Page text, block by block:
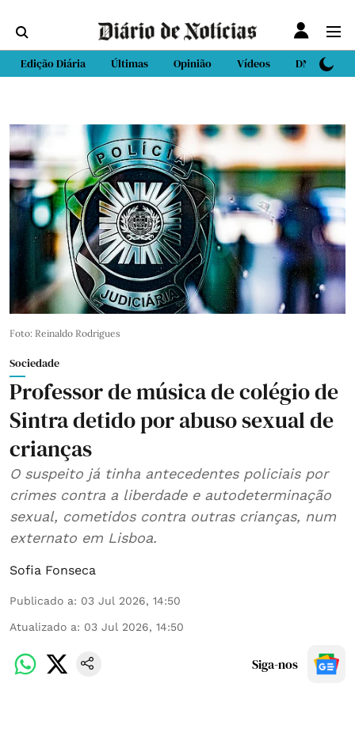
Edição Diária Últimas Opinião Vídeos DN Sport
Foto: Reinaldo Rodrigues
Sociedade
Professor de música de colégio de
Sintra detido por abuso sexual de
crianças
O suspeito já tinha antecedentes policiais por
crimes contra a liberdade e autodeterminação
sexual, cometidos contra outras crianças, num
externato em Lisboa.
Sofia Fonseca
Publicado a: 03 Jul 2026, 14:50
Atualizado a: 03 Jul 2026, 14:50
Siga-nos